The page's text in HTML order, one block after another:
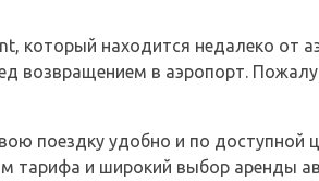
который находится недалеко от
возвращением в аэропорт.
поездку удобно и по доступной
тарифа и широкий выбор аренды